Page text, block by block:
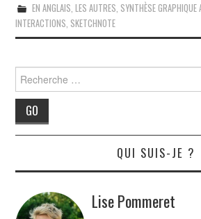
EN ANGLAIS LES AUTRES SYNTHÈSE GRAPHIQUE
INTERACTIONS SKETCHNOTE
Rechercher
QUI SUIS-JE ?
Lise Pommeret